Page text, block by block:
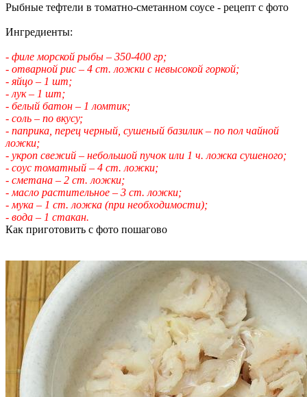
Рыбные тефтели в томатно-сметанном соусе - рецепт с фото
Ингредиенты:
- филе морской рыбы – 350-400 гр;
- отварной рис – 4 ст. ложки с невысокой горкой;
- яйцо – 1 шт;
- лук – 1 шт;
- белый батон – 1 ломтик;
- соль – по вкусу;
- паприка, перец черный, сушеный базилик – по пол чайной
ложки;
- укроп свежий – небольшой пучок или 1 ч. ложка сушеного;
- соус томатный – 4 ст. ложки;
- сметана – 2 ст. ложки;
- масло растительное – 3 ст. ложки;
- мука – 1 ст. ложка (при необходимости);
- вода – 1 стакан.
Как приготовить с фото пошагово